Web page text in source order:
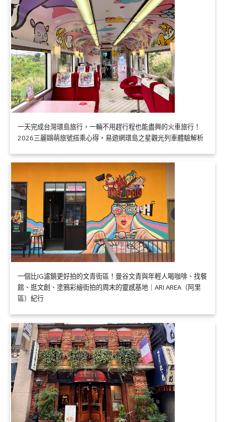
一天完成台灣環島旅行，一輛不用趕行程也能盡興的火車旅行！
2026三麗鷗萌旅號搭乘心得，易遊網環島之星觀光列車體驗解析
一個比IG濾鏡更好拍的文青街區！曼谷文青與年輕人喝咖啡、找餐
館、逛文創、塗鴉彩繪街拍的周末的靈感基地｜ARI AREA（阿里
區）紀行